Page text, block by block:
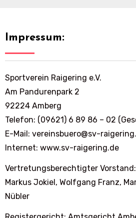
Impressum:
Sportverein Raigering e.V.
Am Pandurenpark 2
92224 Amberg
Telefon: (09621) 6 89 86 – 02
E-Mail: vereinsbuero@sv-
Internet: www.sv-raigering.de
Vertretungsberechtigter
Markus Jokiel, Wolfgang Franz,
Nübler